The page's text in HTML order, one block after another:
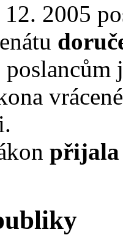
12. 2005
přijala